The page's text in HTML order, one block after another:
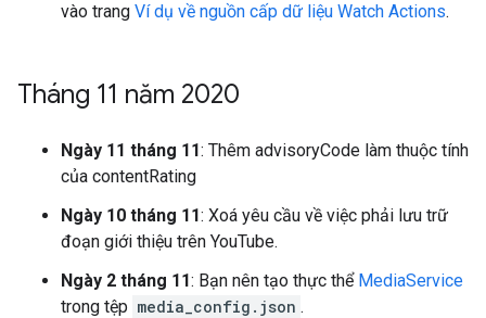
vào trang Ví dụ về nguồn cấp dữ liệu Watch Actions.
Tháng 11 năm 2020
Ngày 11 tháng 11: Thêm advisoryCode làm thuộc tính
của contentRating
Ngày 10 tháng 11: Xoá yêu cầu về việc phải lưu trữ
đoạn giới thiệu trên YouTube.
Ngày 2 tháng 11: Bạn nên tạo thực thể MediaService
trong tệp media_config.json .